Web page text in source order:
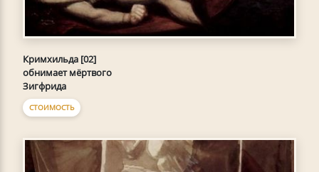
Кримхильда [02]
обнимает мёртвого
Зигфрида
СТОИМОСТЬ